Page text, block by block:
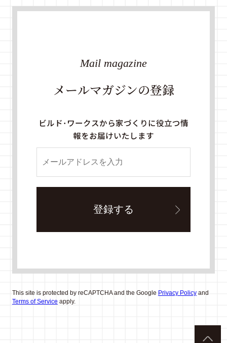
メールマガジンの登録
Mail magazine
ビルド・ワークスから家づくりに役立つ情
報をお届けいたします
This site is protected by reCAPTCHA and the Google Privacy Policyand
Terms of Service apply.